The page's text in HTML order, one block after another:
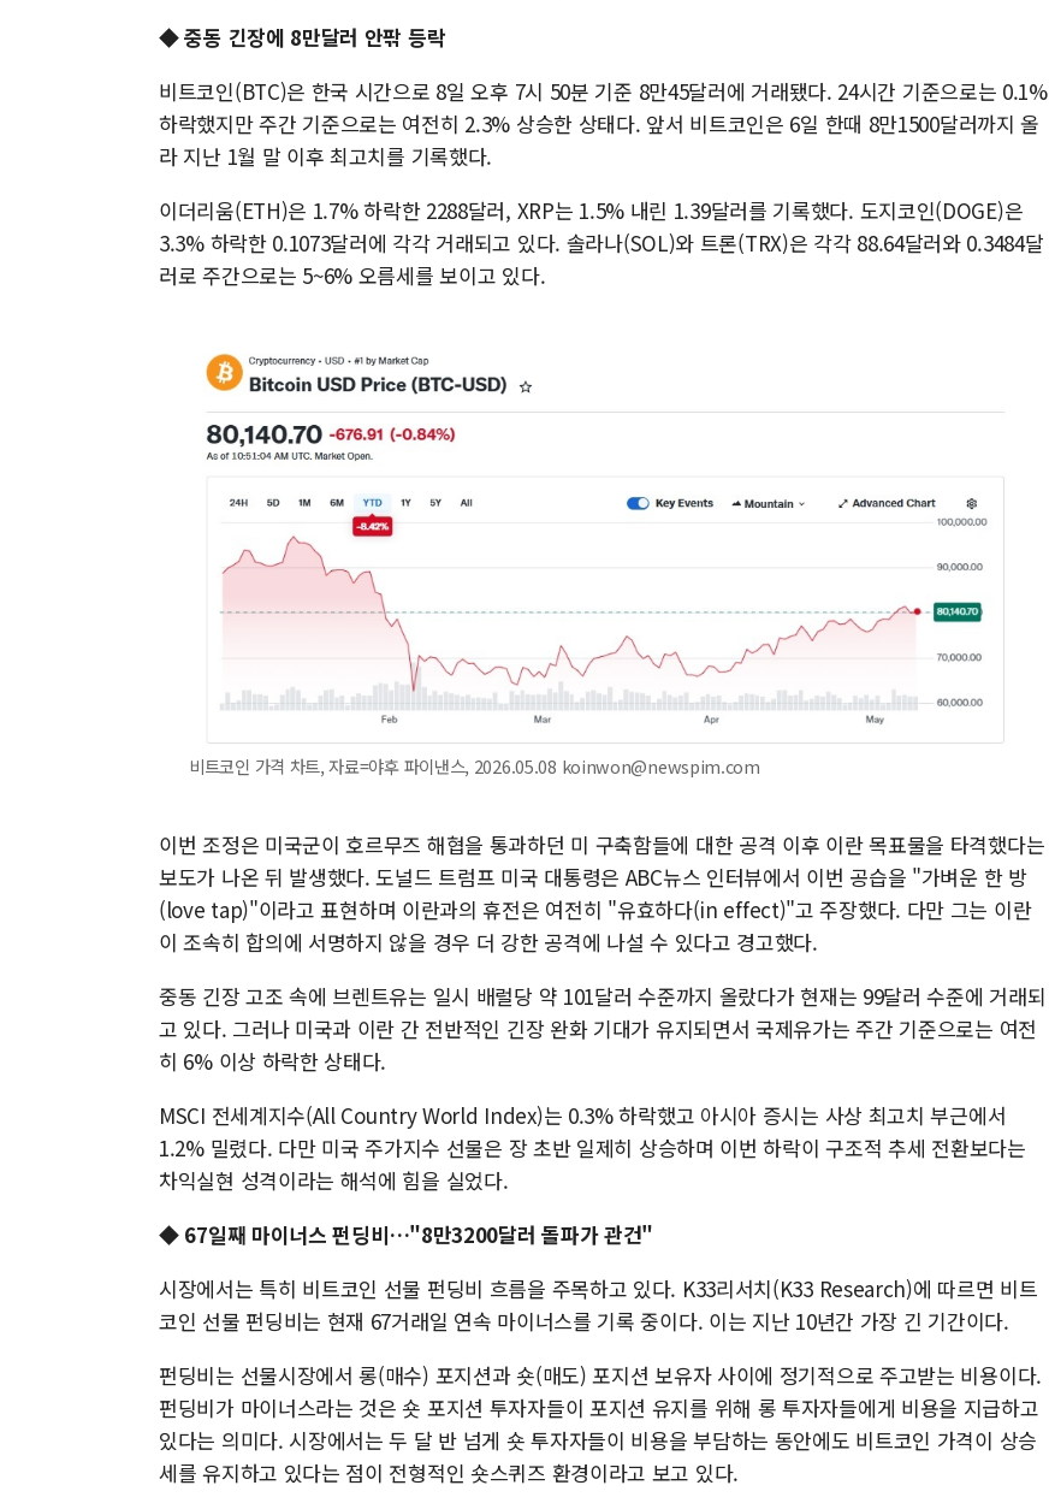
◆ 중동 긴장에 8만달러 안팎 등락
비트코인(BTC)은 한국 시간으로 8일 오후 7시 50분 기준 8만45달러에 거래됐다. 24시간 기준으로는 0.1%
하락했지만 주간 기준으로는 여전히 2.3% 상승한 상태다. 앞서 비트코인은 6일 한때 8만1500달러까지 올
라 지난 1월 말 이후 최고치를 기록했다.
이더리움(ETH)은 1.7% 하락한 2288달러, XRP는 1.5% 내린 1.39달러를 기록했다. 도지코인(DOGE)은
3.3% 하락한 0.1073달러에 각각 거래되고 있다. 솔라나(SOL)와 트론(TRX)은 각각 88.64달러와 0.3484달
러로 주간으로는 5~6% 오름세를 보이고 있다.
비트코인 가격 차트, 자료=야후 파이낸스, 2026.05.08 koinwon@newspim.com
이번 조정은 미국군이 호르무즈 해협을 통과하던 미 구축함들에 대한 공격 이후 이란 목표물을 타격했다는
보도가 나온 뒤 발생했다. 도널드 트럼프 미국 대통령은 ABC뉴스 인터뷰에서 이번 공습을 "가벼운 한 방
(love tap)"이라고 표현하며 이란과의 휴전은 여전히 "유효하다(in effect)"고 주장했다. 다만 그는 이란
이 조속히 합의에 서명하지 않을 경우 더 강한 공격에 나설 수 있다고 경고했다.
중동 긴장 고조 속에 브렌트유는 일시 배럴당 약 101달러 수준까지 올랐다가 현재는 99달러 수준에 거래되
고 있다. 그러나 미국과 이란 간 전반적인 긴장 완화 기대가 유지되면서 국제유가는 주간 기준으로는 여전
히 6% 이상 하락한 상태다.
MSCI 전세계지수(All Country World Index)는 0.3% 하락했고 아시아 증시는 사상 최고치 부근에서
1.2% 밀렸다. 다만 미국 주가지수 선물은 장 초반 일제히 상승하며 이번 하락이 구조적 추세 전환보다는
차익실현 성격이라는 해석에 힘을 실었다.
◆ 67일째 마이너스 펀딩비…"8만3200달러 돌파가 관건"
시장에서는 특히 비트코인 선물 펀딩비 흐름을 주목하고 있다. K33리서치(K33 Research)에 따르면 비트
코인 선물 펀딩비는 현재 67거래일 연속 마이너스를 기록 중이다. 이는 지난 10년간 가장 긴 기간이다.
펀딩비는 선물시장에서 롱(매수) 포지션과 숏(매도) 포지션 보유자 사이에 정기적으로 주고받는 비용이다.
펀딩비가 마이너스라는 것은 숏 포지션 투자자들이 포지션 유지를 위해 롱 투자자들에게 비용을 지급하고
있다는 의미다. 시장에서는 두 달 반 넘게 숏 투자자들이 비용을 부담하는 동안에도 비트코인 가격이 상승
세를 유지하고 있다는 점이 전형적인 숏스퀴즈 환경이라고 보고 있다.